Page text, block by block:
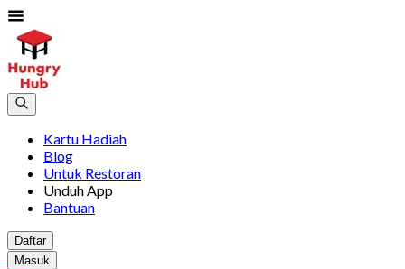
Kartu Hadiah
Blog
Untuk Restoran
Unduh App
Bantuan
Daftar
Masuk